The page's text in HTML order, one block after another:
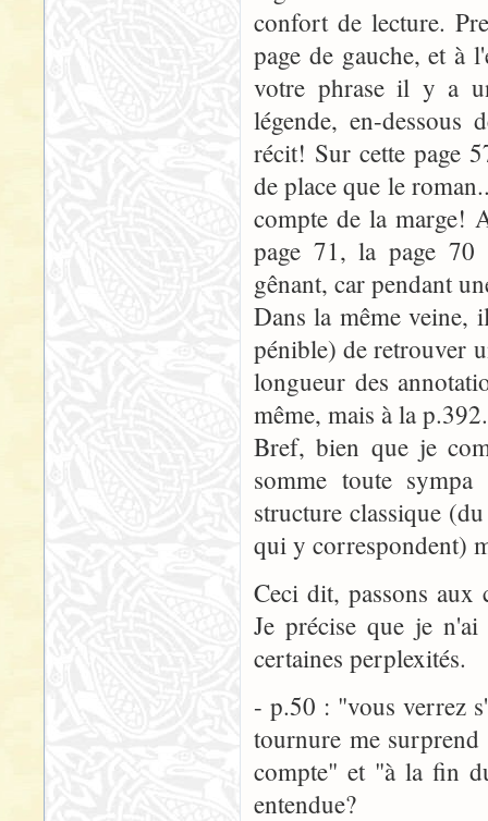
confort de lecture.
page de gauche, et à
votre phrase il y a
légende, en-dessous
récit! Sur cette page
de place que le
compte de la marge!
page 71, la page 70
gênant, car pendant
Dans la même veine,
pénible) de retrouver
longueur des
même, mais à la p.392.
Bref, bien que je
somme toute
structure classique
qui y correspondent)
Ceci dit, passons aux
Je précise que je
certaines perplexités.
- p.50 : "vous verrez
tournure me
compte" et "à la fin
entendue?